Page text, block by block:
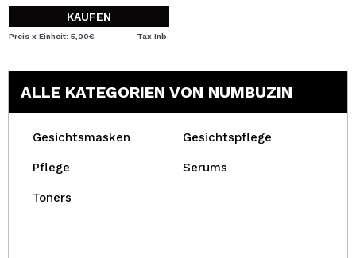
KAUFEN
Preis x Einheit: 5,00€ Tax Inb.
ALLE KATEGORIEN VON NUMBUZIN
Gesichtsmasken Gesichtspflege
Pflege Serums
Toners